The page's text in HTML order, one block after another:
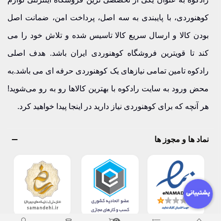
استفاده می‌شود.
برای افراد مبتدی کدام مناسب‌تر است؟
وزن ابزار چقدر اهمیت دارد؟
آیا برای یخ‌نوردی لازم است؟
بله، ابزار اصلی یخ‌نوردی است
چگونه نگهداری کنیم؟
پس از استفاده خشک و تمیز شود.
کوهنوردی، با پایبندی به سه اصل، پرداخت امن، ضمانت اصل
بودن کالا و ارسال سریع کالا تاسیس شده و تلاش خود را می
کند تا قویترین فروشگاه کوهنوردی ایران باشد. هدف اصلی
رادکوه تامین تمامی نیازهای یک کوهنوردی حرفه ای می باشد.به
محض ورود به سایت رادکوه با بهترین کالاها رو به رو می‌شوید!
هر آنچه که برای کوهنوردی نیاز دارید در اینجا پیدا خواهید کرد.
نماد ها و مجوز ها